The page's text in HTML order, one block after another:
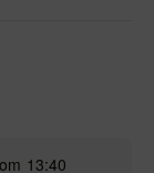
13:40